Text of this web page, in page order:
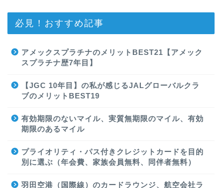
必見！おすすめ記事
アメックスプラチナのメリットBEST21【アメック
スプラチナ歴7年目】
【JGC 10年目】の私が感じるJALグローバルクラ
ブのメリットBEST19
有効期限のないマイル、実質無期限のマイル、有効
期限のあるマイル
プライオリティ・パス付きクレジットカードを目的
別に選ぶ（年会費、家族会員無料、同伴者無料）
羽田空港（国際線）のカードラウンジ、航空会社ラ